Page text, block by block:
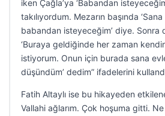
iken Çağla’ya ‘Babandan
takılıyordum. Mezarın başında
babandan isteyeceğim’ diye. Sonra
‘Buraya geldiğinde her zaman
istiyorum. Onun için burada sana
düşündüm’ dedim” ifadelerini
Fatih Altaylı ise bu hikayeden
Vallahi ağlarım. Çok hoşuma gitti. Ne